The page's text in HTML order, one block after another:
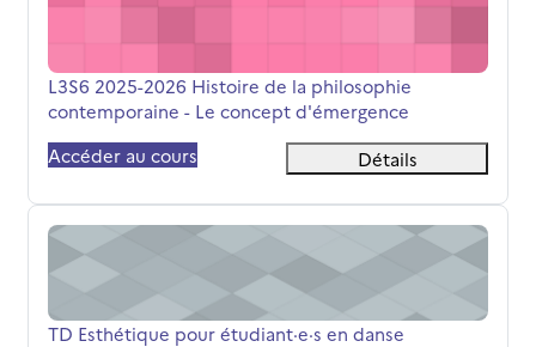
Nom du cours
L3S6 2025-2026 Histoire de la philosophie
contemporaine - Le concept d'émergence
Accéder au cours
Détails
TD Esthétique pour étudiant·e·s en danse
Nom du cours
TD Esthétique pour étudiant·e·s en danse